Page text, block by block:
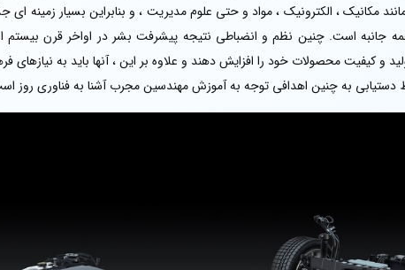
مکانیک ، الکترونیک ، مواد و حتی علوم مدیریت ، و بنابراین بسیار زمینه ای
است. چنین نظم و انضباطی نتیجه پیشرفت بشر در اواخر قرن بیستم
و کیفیت محصولات خود را افزایش دهند و علاوه بر این ، آنها باید به نیازهای
به چنین اهدافی توجه به آموزش مهندسین مجرب آشنا به فناوری روز